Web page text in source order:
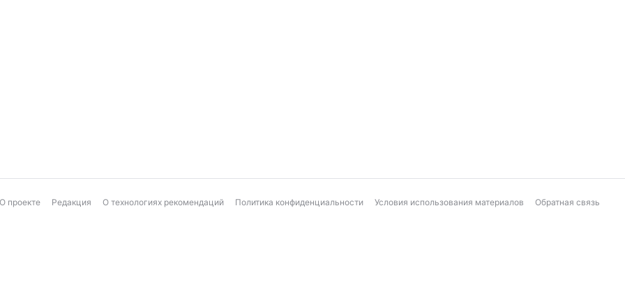
О проекте Редакция О технологиях рекомендаций Политика конфиденциальности Условия использования материалов Обратная связь